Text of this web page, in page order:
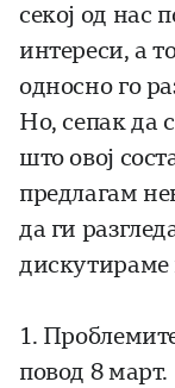
секој од нас
интереси, а
односно го
Но, сепак да
што овој
предлагам
да ги
дискутираме
1.
повод 8 март.